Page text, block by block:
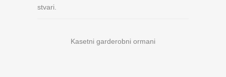
stvari.
Kasetni garderobni ormani